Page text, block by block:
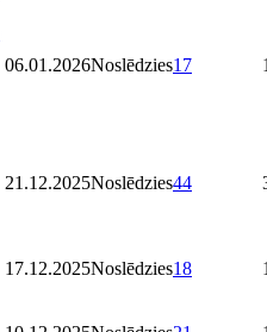
06.01.2026Noslēdzies17
21.12.2025Noslēdzies44
17.12.2025Noslēdzies18